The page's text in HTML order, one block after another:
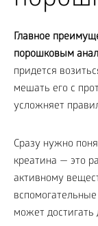
Главное
порошковым
придется
мешать его с
усложняет
Сразу нужно
креатина — это
активному
может